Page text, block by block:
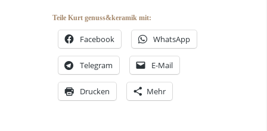
Teile Kurt genuss&keramik mit:
Facebook WhatsApp
Telegram E-Mail
Drucken Mehr